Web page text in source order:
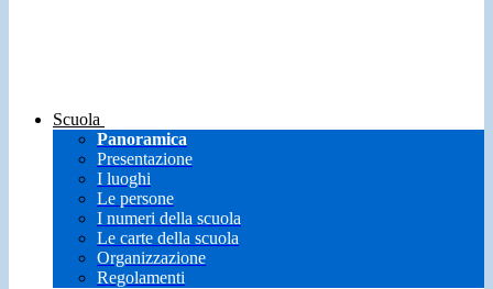
Scuola
Panoramica
Presentazione
I luoghi
Le persone
I numeri della scuola
Le carte della scuola
Organizzazione
Regolamenti